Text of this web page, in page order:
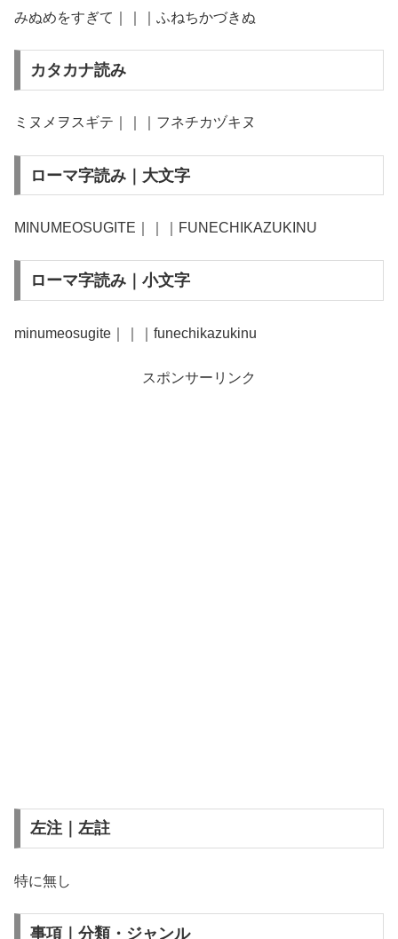
みぬめをすぎて｜｜｜ふねちかづきぬ
カタカナ読み
ミヌメヲスギテ｜｜｜フネチカヅキヌ
ローマ字読み｜大文字
MINUMEOSUGITE｜｜｜FUNECHIKAZUKINU
ローマ字読み｜小文字
minumeosugite｜｜｜funechikazukinu
スポンサーリンク
左注｜左註
特に無し
事項｜分類・ジャンル